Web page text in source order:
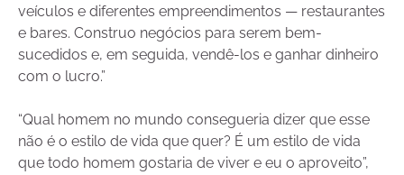
veículos e diferentes empreendimentos — restaurantes
e bares. Construo negócios para serem bem-
sucedidos e, em seguida, vendê-los e ganhar dinheiro
com o lucro.”
“Qual homem no mundo consegueria dizer que esse
não é o estilo de vida que quer? É um estilo de vida
que todo homem gostaria de viver e eu o aproveito”,